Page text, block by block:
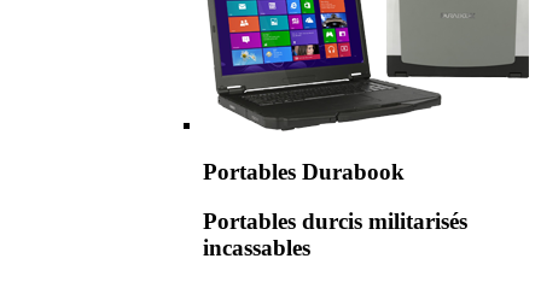
Portables Durabook
Portables durcis militarisés
incassables